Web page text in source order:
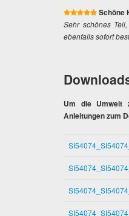
Schöne
Sehr schönes
ebenfalls sofort
Um die Umwelt
Anleitungen zum